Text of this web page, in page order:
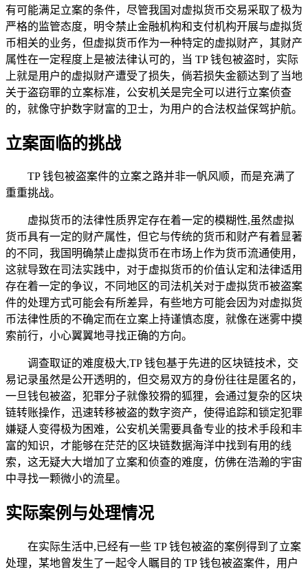
有可能满足立案的条件，尽管我国对虚拟货币交易采取了极为
严格的监管态度，明令禁止金融机构和支付机构开展与虚拟货
币相关的业务，但虚拟货币作为一种特定的虚拟财产，其财产
属性在一定程度上是被法律认可的，当 TP 钱包被盗时，实际
上就是用户的虚拟财产遭受了损失，倘若损失金额达到了当地
关于盗窃罪的立案标准，公安机关是完全可以进行立案侦查
的，就像守护数字财富的卫士，为用户的合法权益保驾护航。
立案面临的挑战
TP 钱包被盗案件的立案之路并非一帆风顺，而是充满了
重重挑战。
虚拟货币的法律性质界定存在着一定的模糊性,虽然虚拟
货币具有一定的财产属性，但它与传统的货币和财产有着显著
的不同，我国明确禁止虚拟货币在市场上作为货币流通使用，
这就导致在司法实践中，对于虚拟货币的价值认定和法律适用
存在着一定的争议，不同地区的司法机关对于虚拟货币被盗案
件的处理方式可能会有所差异，有些地方可能会因为对虚拟货
币法律性质的不确定而在立案上持谨慎态度，就像在迷雾中摸
索前行，小心翼翼地寻找正确的方向。
调查取证的难度极大,TP 钱包基于先进的区块链技术，交
易记录虽然是公开透明的，但交易双方的身份往往是匿名的，
一旦钱包被盗，犯罪分子就像狡猾的狐狸，会通过复杂的区块
链转账操作，迅速转移被盗的数字资产，使得追踪和锁定犯罪
嫌疑人变得极为困难，公安机关需要具备专业的技术手段和丰
富的知识，才能够在茫茫的区块链数据海洋中找到有用的线
索，这无疑大大增加了立案和侦查的难度，仿佛在浩瀚的宇宙
中寻找一颗微小的流星。
实际案例与处理情况
在实际生活中,已经有一些 TP 钱包被盗的案例得到了立案
处理，某地曾发生了一起令人瞩目的 TP 钱包被盗案件，用户